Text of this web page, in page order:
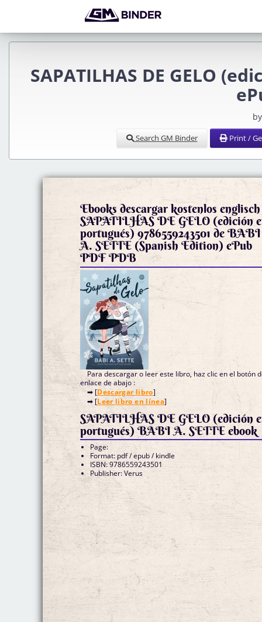
SAPATILHAS DE GELO
Search GM Binder Print /
Ebooks descargar kostenlos englisch
SAPATILHAS DE GELO (edición en
portugués) 9786559243501 de BABI
A. SETTE (Spanish Edition) ePub
PDF PDB
Para descargar o leer este libro, haz clic en el botón
enlace de abajo :
➡ [Descargar libro]
➡ [Leer libro en línea]
SAPATILHAS DE GELO (edición en
portugués) BABI A. SETTE ebook
Page:
Format: pdf / epub / kindle
ISBN: 9786559243501
Publisher: Verus